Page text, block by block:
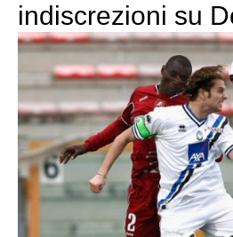
indiscrezioni su